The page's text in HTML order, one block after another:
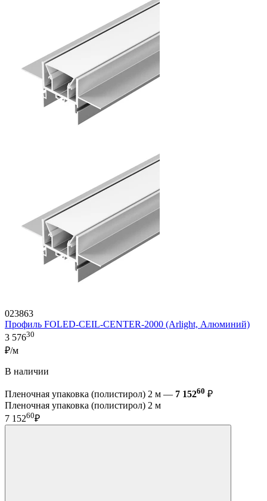
023863
Профиль FOLED-CEIL-CENTER-2000 (Arlight, Алюминий)
3 57630
₽/м
В наличии
Пленочная упаковка (полистирол) 2 м — 7 15260 ₽
Пленочная упаковка (полистирол) 2 м
7 15260₽